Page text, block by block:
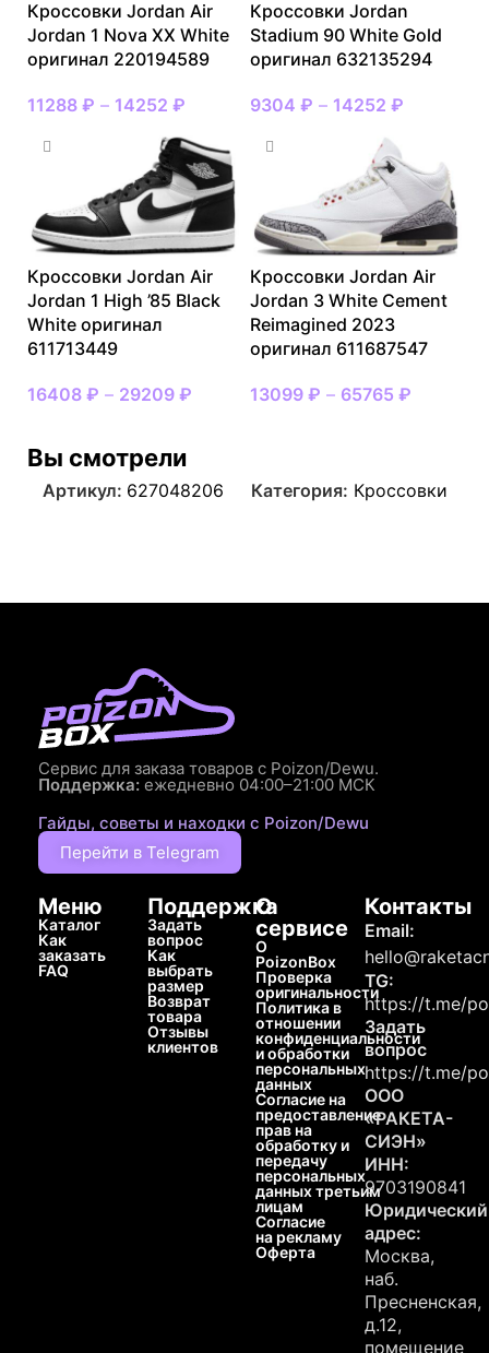
Кроссовки Jordan Air
Jordan 1 Nova XX White
оригинал 220194589
11288 ₽ – 14252 ₽
Кроссовки Jordan
Stadium 90 White Gold
оригинал 632135294
9304 ₽ – 14252 ₽
Кроссовки Jordan Air
Jordan 1 High ’85 Black
White оригинал
611713449
16408 ₽ – 29209 ₽
Кроссовки Jordan Air
Jordan 3 White Cement
Reimagined 2023
оригинал 611687547
13099 ₽ – 65765 ₽
Вы смотрели
Артикул: 627048206 Категория: Кроссовки
Сервис для заказа товаров с Poizon/Dewu.
Поддержка: ежедневно 04:00–21:00 МСК
Гайды, советы и находки с Poizon/Dewu
Перейти в Telegram
Меню
Каталог
Как
заказать
FAQ
Поддержка
Задать
вопрос
Как
выбрать
размер
Возврат
товара
Отзывы
клиентов
О
сервисе
О
PoizonBox
Проверка
оригинальности
Политика в
отношении
конфиденциальности
и обработки
персональных
данных
Согласие на
предоставление
прав на
обработку и
передачу
персональных
данных третьим
лицам
Согласие
на рекламу
Оферта
Контакты
Email:
TG:
https://t.me/
Задать
вопрос
https://t.me/
ООО
«РАКЕТА-
СИЭН»
ИНН:
9703190841
Юридический
адрес:
Москва,
наб.
Пресненская,
д.12,
помещение